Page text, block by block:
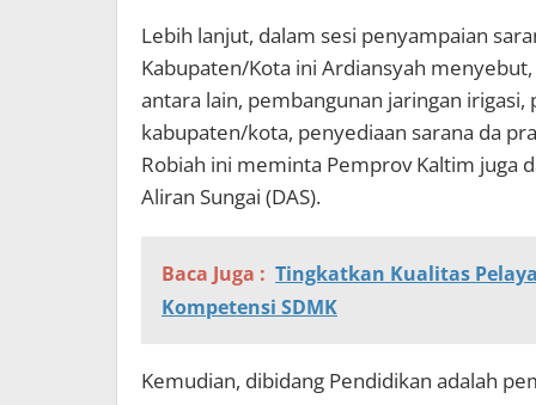
Lebih lanjut, dalam sesi penyampaian
Kabupaten/Kota ini Ardiansyah
antara lain, pembangunan jaringan
kabupaten/kota, penyediaan sarana da
Robiah ini meminta Pemprov Kaltim juga
Aliran Sungai (DAS).
Baca Juga : Tingkatkan Kualitas
Kompetensi SDMK
Kemudian, dibidang Pendidikan adalah